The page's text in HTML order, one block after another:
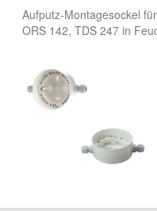
Aufputz-Montagesockel
ORS 142, TDS 247 in